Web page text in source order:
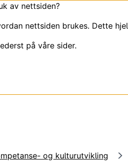
av nettsiden?
nettsiden brukes. Dette
på våre sider.
og kulturutvikling